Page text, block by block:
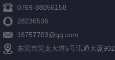
0769-88056158
28236536
16757703@qq.com
东莞市莞太大道5号讯通大厦902